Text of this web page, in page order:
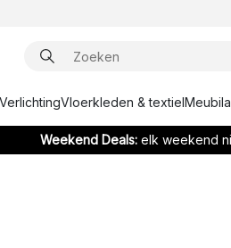
VerlichtingVloerkleden & textiel
Weekend Deals: elk weekend